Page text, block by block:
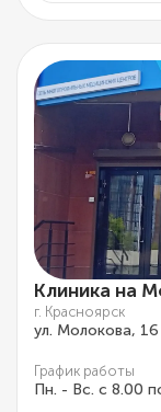
Клиника на
г. Красноярск
ул. Молокова, 16
График работы
Пн. - Вс. с 8.00